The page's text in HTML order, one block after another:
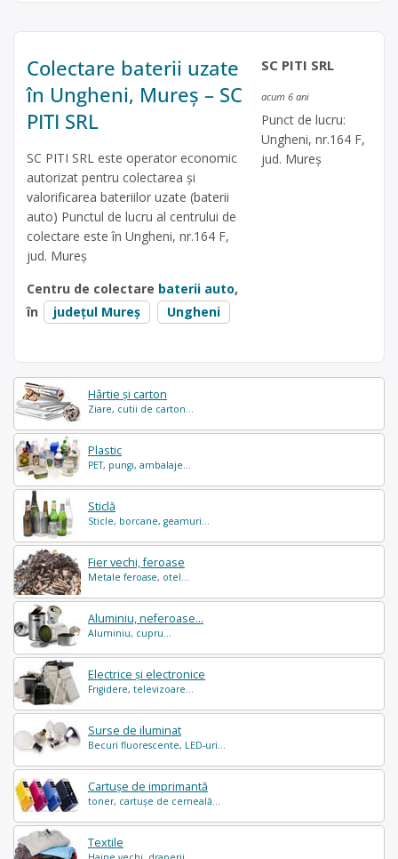
Hârtie și carton
Ziare, cutii de carton...
Plastic
PET, pungi, ambalaje...
Sticlă
Sticle, borcane, geamuri...
Fier vechi, feroase
Metale feroase, otel...
Aluminiu, neferoase...
Aluminiu, cupru...
Electrice și electronice
Frigidere, televizoare...
Surse de iluminat
Becuri fluorescente, LED-uri...
Cartușe de imprimantă
toner, cartușe de cerneală...
Textile
Colectare baterii uzate
în Ungheni, Mureș – SC
PITI SRL
SC PITI SRL este operator economic
autorizat pentru colectarea și
valorificarea bateriilor uzate (baterii
auto) Punctul de lucru al centrului de
colectare este în Ungheni, nr.164 F,
jud. Mureş
Centru de colectare baterii auto,
în
județul Mureș Ungheni
SC PITI SRL
acum 6 ani
Punct de lucru:
Ungheni, nr.164 F,
jud. Mureş